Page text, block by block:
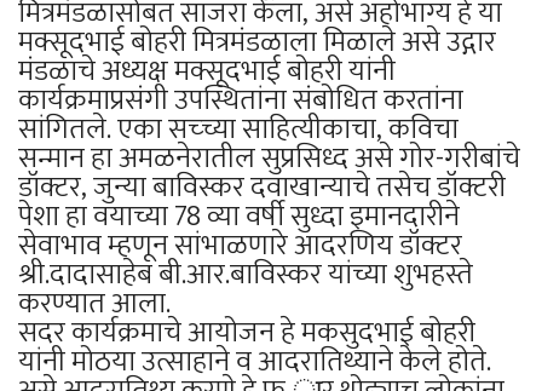
मित्रमंडळासोबत साजरा केला, असे अहोभाग्य हे या
मक्सूदभाई बोहरी मित्रमंडळाला मिळाले असे उद्गार
मंडळाचे अध्यक्ष मक्सूदभाई बोहरी यांनी
कार्यक्रमाप्रसंगी उपस्थितांना संबोधित करतांना
सांगितले. एका सच्च्या साहित्यीकाचा, कविचा
सन्मान हा अमळनेरातील सुप्रसिध्द असे गोर-गरीबांचे
डॉक्टर, जुन्या बाविस्कर दवाखान्याचे तसेच डॉक्टरी
पेशा हा वयाच्या 78 व्या वर्षी सुध्दा इमानदारीने
सेवाभाव म्हणून सांभाळणारे आदरणिय डॉक्टर
श्री.दादासाहेब बी.आर.बाविस्कर यांच्या शुभहस्ते
करण्यात आला.
सदर कार्यक्रमाचे आयोजन हे मकसुदभाई बोहरी
यांनी मोठया उत्साहाने व आदरातिथ्याने केले होते.